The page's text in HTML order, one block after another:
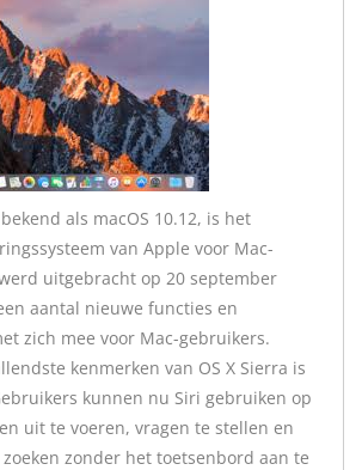
als macOS 10.12, is het
van Apple voor Mac-
uitgebracht op 20 september
aantal nieuwe functies en
zich mee voor Mac-gebruikers.
kenmerken van OS X Sierra is
kunnen nu Siri gebruiken op
uit te voeren, vragen te stellen en
zonder het toetsenbord aan te